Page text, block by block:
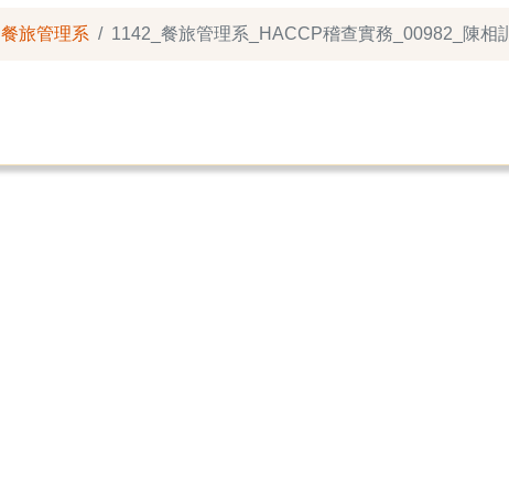
餐旅管理系 1142_餐旅管理系_HACCP稽查實務_00982_陳相訓